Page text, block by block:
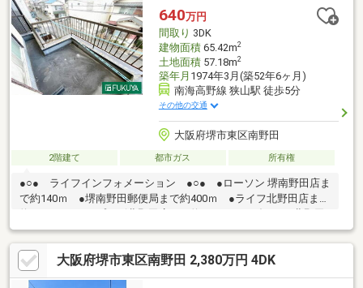
等住宅ローンについてもお気軽にご相談ください♪お客様に応じた
適切な内容でご提案させて頂きます。
640万円
間取り 3DK
建物面積65.42m2
土地面積57.18m2
築年月 1974年3月(築52年6ヶ月)
南海高野線 狭山駅 徒歩5分
その他の交通
大阪府堺市東区南野田
2階建て 都市ガス 所有権
●○● ライフインフォメーション ●○● ●ローソン 堺南野田店ま
で約140ｍ ●堺南野田郵便局まで約400ｍ ●ライフ北野田店まで
店まで約1100ｍ※写真中の家具等の調度品は対象に含まれませ
ん。*----*----*----*----*----*----*----*----*----*----*----*----*御内覧ご希望
の際は、お気軽にお問い合わせ下さい。
大阪府堺市東区南野田 2,380万円 4DK